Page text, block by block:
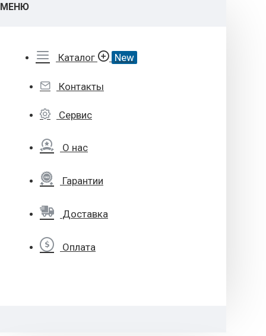
МЕНЮ
Каталог New
Контакты
Сервис
О нас
Гарантии
Доставка
Оплата